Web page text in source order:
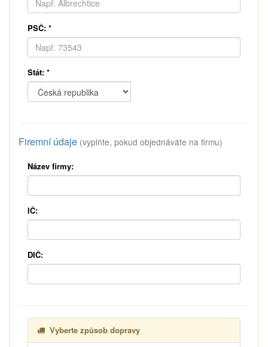
PSČ: *
Stát: *
Firemní údaje (vyplňte, pokud objednáváte na firmu)
Název firmy:
IČ:
DIČ:
Vyberte způsob dopravy